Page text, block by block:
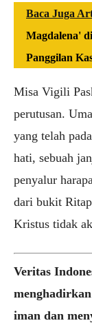
Baca Juga
Magdalena'
Panggilan
Misa Vigili
perutusan.
yang telah
hati, sebuah
penyalur
dari bukit
Kristus tidak
Veritas
iman dan